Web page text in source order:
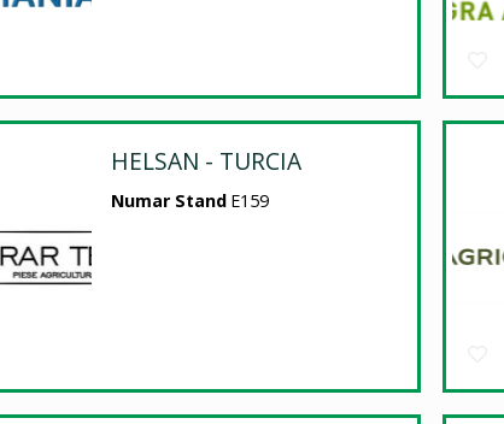
HELSAN - TURCIA
Numar Stand E159